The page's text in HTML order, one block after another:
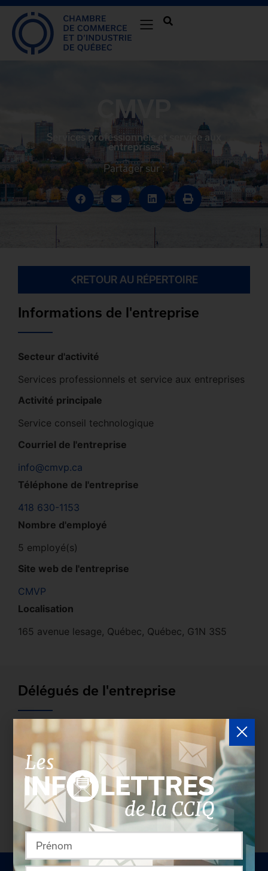
CMVP
Services professionnels et service aux
entreprises
Partager sur :
RETOUR AU RÉPERTOIRE
Informations de l'entreprise
Secteur d'activité
Services professionnels et service aux entreprises
Activité principale
Service conseil technologique
Courriel de l'entreprise
info@cmvp.ca
Téléphone de l'entreprise
418 630-1153
Nombre d'employé
5 employé(s)
Site web de l'entreprise
CMVP
Localisation
165 avenue lesage, Québec, Québec, G1N 3S5
Délégués de l'entreprise
Les entreprises membres peuvent bénéficier d’une
version plus détaillée du répertoire via leur espace
sécurisé.
Connectez-vous
afin de consulter le
profil complet des entreprises incluant les
coordonnées des délégués inscrits. Vous n'êtes
pas membre? N'attendez plus et devenez membre!